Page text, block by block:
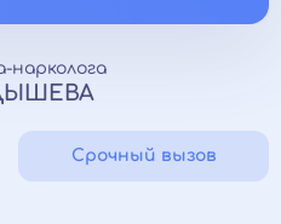
нарколога
Срочный вызов